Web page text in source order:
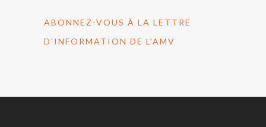
ABONNEZ-VOUS À LA LETTRE
D’INFORMATION DE L’AMV